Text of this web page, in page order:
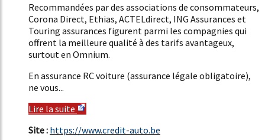
Recommandées par des associations de consommateurs,
Corona Direct, Ethias, ACTELdirect, ING Assurances et
Touring assurances figurent parmi les compagnies qui
offrent la meilleure qualité à des tarifs avantageux,
surtout en Omnium.
En assurance RC voiture (assurance légale obligatoire),
ne vous...
Lire la suite
Site : https://www.credit-auto.be